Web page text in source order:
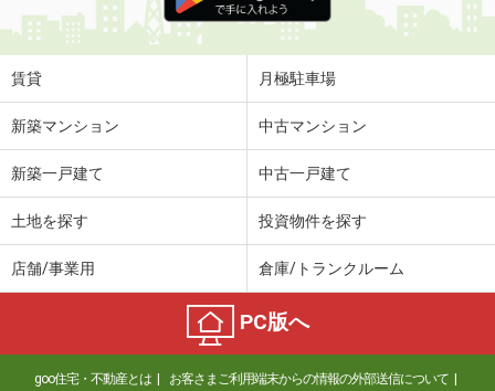
賃貸 月極駐車場
新築マンション 中古マンション
新築一戸建て 中古一戸建て
土地を探す 投資物件を探す
店舗/事業用 倉庫/トランクルーム
PC版へ
goo住宅・不動産とは お客さまご利用端末からの情報の外部送信について